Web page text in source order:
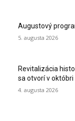
Augustový
5. augusta 2026
Revitalizácia
sa otvorí v októbri
4. augusta 2026